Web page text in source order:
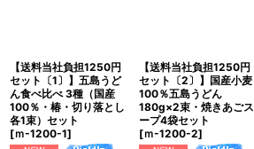
【送料当社負担1250円
セット〔1〕】五島うど
ん食べ比べ 3種（国産
100％・椿・切り落とし
各1束）セット
[ｍ-1200-1]
【送料当社負担1250円
セット〔2〕】国産小麦
100％五島うどん
180g×2束・焼きあごス
ープ4袋セット
[ｍ-1200-2]